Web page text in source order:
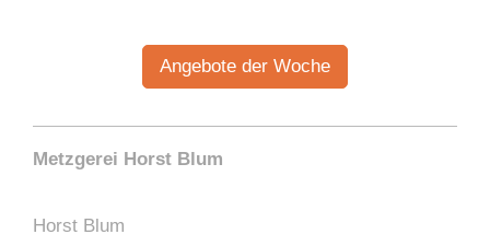
Angebote der Woche
Metzgerei Horst Blum
Horst Blum